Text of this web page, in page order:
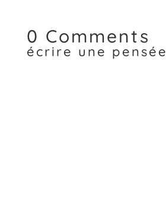
0 Comments
écrire une pensée